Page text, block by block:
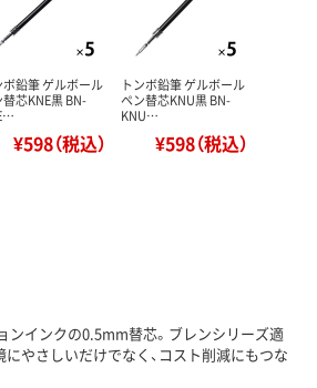
ボ鉛筆 ゲルボール
芯KNE黒 BN-
¥598（税込）
トンボ鉛筆 ゲルボール
ペン替芯KNU黒 BN-
KNU…
¥598（税込）
ンインクの0.5mm替芯。ブレンシリーズ適
やさしいだけでなく、コスト削減にもつな